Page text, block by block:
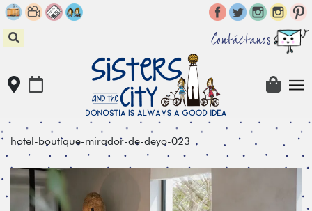
Skip
to
content
Contáctanos
hotel-boutique-mirador-de-deyo-023